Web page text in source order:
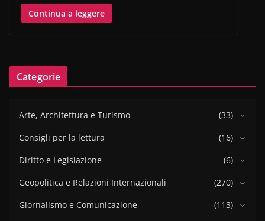
Continua a leggere
Categorie
Arte, Architettura e Turismo
(33)
Consigli per la lettura
(16)
Diritto e Legislazione
(6)
Geopolitica e Relazioni Internazionali
(270)
Giornalismo e Comunicazione
(113)